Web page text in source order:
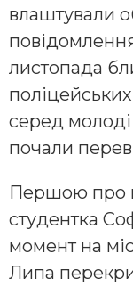
влаштували
листопада
серед
почали
Першою про
студентка
момент на
Липа